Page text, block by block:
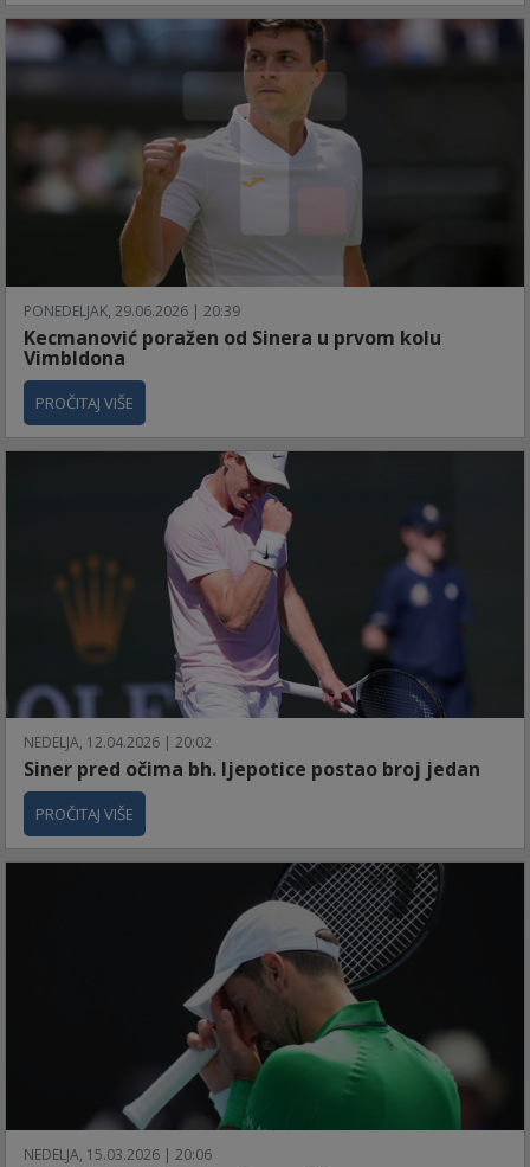
PONEDELJAK, 29.06.2026 | 20:39
Kecmanović poražen od Sinera u prvom kolu
Vimbldona
PROČITAJ VIŠE
NEDELJA, 12.04.2026 | 20:02
Siner pred očima bh. ljepotice postao broj jedan
PROČITAJ VIŠE
NEDELJA, 15.03.2026 | 20:06